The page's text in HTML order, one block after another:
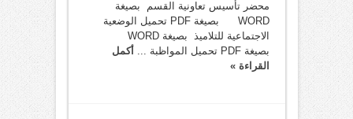
محضر تأسيس تعاونية القسم بصيغة
WORD بصيغة PDF تحميل الوضعية
بصيغة PDF تحميل المواظبة ...
أكمل
القراءة »